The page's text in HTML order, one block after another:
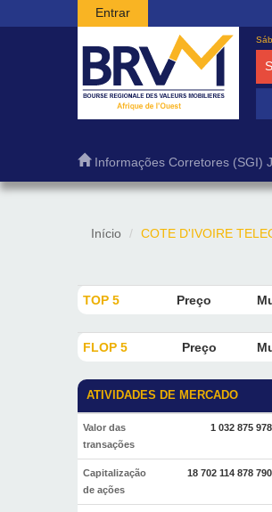
Passar para o conteúdo principal
Entrar
Informações Corretores (SGI)
Início COTE D'IVOIRE
TOP 5 Preço
FLOP 5 Preço
ATIVIDADES DE MERCADO
Valor das
transações
1 032 875
Capitalização
de ações
18 702 114 878